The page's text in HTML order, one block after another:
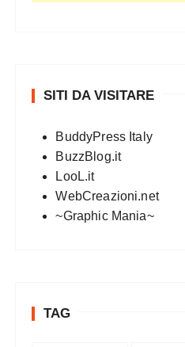
SITI DA VISITARE
BuddyPress Italy
BuzzBlog.it
LooL.it
WebCreazioni.net
~Graphic Mania~
TAG